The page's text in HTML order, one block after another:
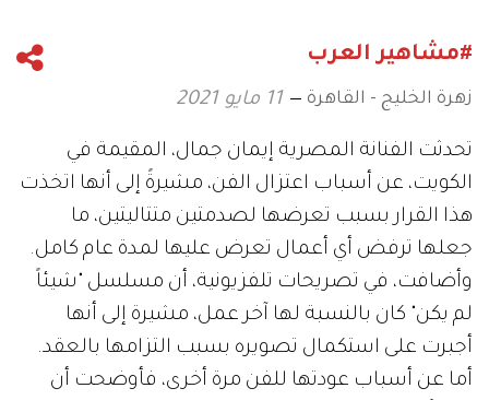
#مشاهير العرب
زهرة الخليج - القاهرة 11 مايو 2021
تحدثت الفنانة المصرية إيمان جمال، المقيمة في
الكويت، عن أسباب اعتزال الفن، مشيرةً إلى أنها اتخذت
هذا القرار بسبب تعرضها لصدمتين متتاليتين، ما
جعلها ترفض أي أعمال تعرض عليها لمدة عام كامل.
وأضافت، في تصريحات تلفزيونية، أن مسلسل "شيئاً
لم يكن" كان بالنسبة لها آخر عمل، مشيرة إلى أنها
أجبرت على استكمال تصويره بسبب التزامها بالعقد.
أما عن أسباب عودتها للفن مرة أخرى، فأوضحت أن